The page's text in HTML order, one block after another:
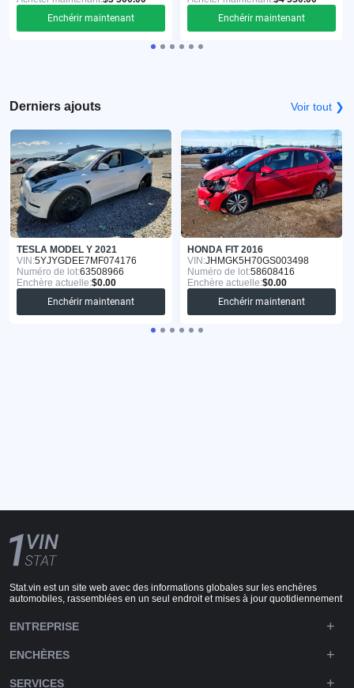
Enchérir maintenant
Enchérir maintenant
Derniers ajouts Voir tout ❯
TESLA MODEL Y 2021
VIN:5YJYGDEE7MF074176
Numéro de lot:63508966
Enchère actuelle:$0.00
Enchérir maintenant
HONDA FIT 2016
VIN:JHMGK5H70GS003498
Numéro de lot:58608416
Enchère actuelle:$0.00
Enchérir maintenant
Stat.vin est un site web avec des informations globales sur les enchères
automobiles, rassemblées en un seul endroit et mises à jour quotidiennement
ENTREPRISE
ENCHÈRES
SERVICES